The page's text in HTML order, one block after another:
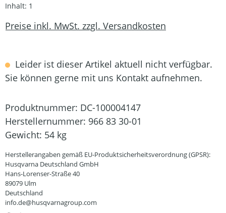
Inhalt: 1
Preise inkl. MwSt. zzgl. Versandkosten
Leider ist dieser Artikel aktuell nicht verfügbar.
Sie können gerne mit uns Kontakt aufnehmen.
Produktnummer: DC-100004147
Herstellernummer: 966 83 30-01
Gewicht: 54 kg
Herstellerangaben gemäß EU-Produktsicherheitsverordnung (GPSR):
Husqvarna Deutschland GmbH
Hans-Lorenser-Straße 40
89079 Ulm
Deutschland
info.de@husqvarnagroup.com